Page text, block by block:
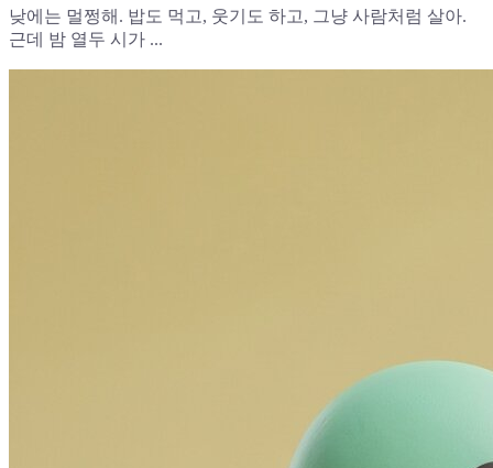
낮에는 멀쩡해. 밥도 먹고, 웃기도 하고, 그냥 사람처럼 살아.
근데 밤 열두 시가 ...